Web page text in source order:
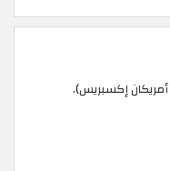
أمريكان إكسبريس).